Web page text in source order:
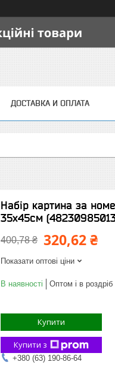
ДОСТАВКА И ОПЛАТА
Набір картина за
35х45см
400,78 ₴ 320,62 ₴
Показати оптові ціни
В наявності Оптом і в роздріб
Купити
Купити з
+380 (63) 190-86-64